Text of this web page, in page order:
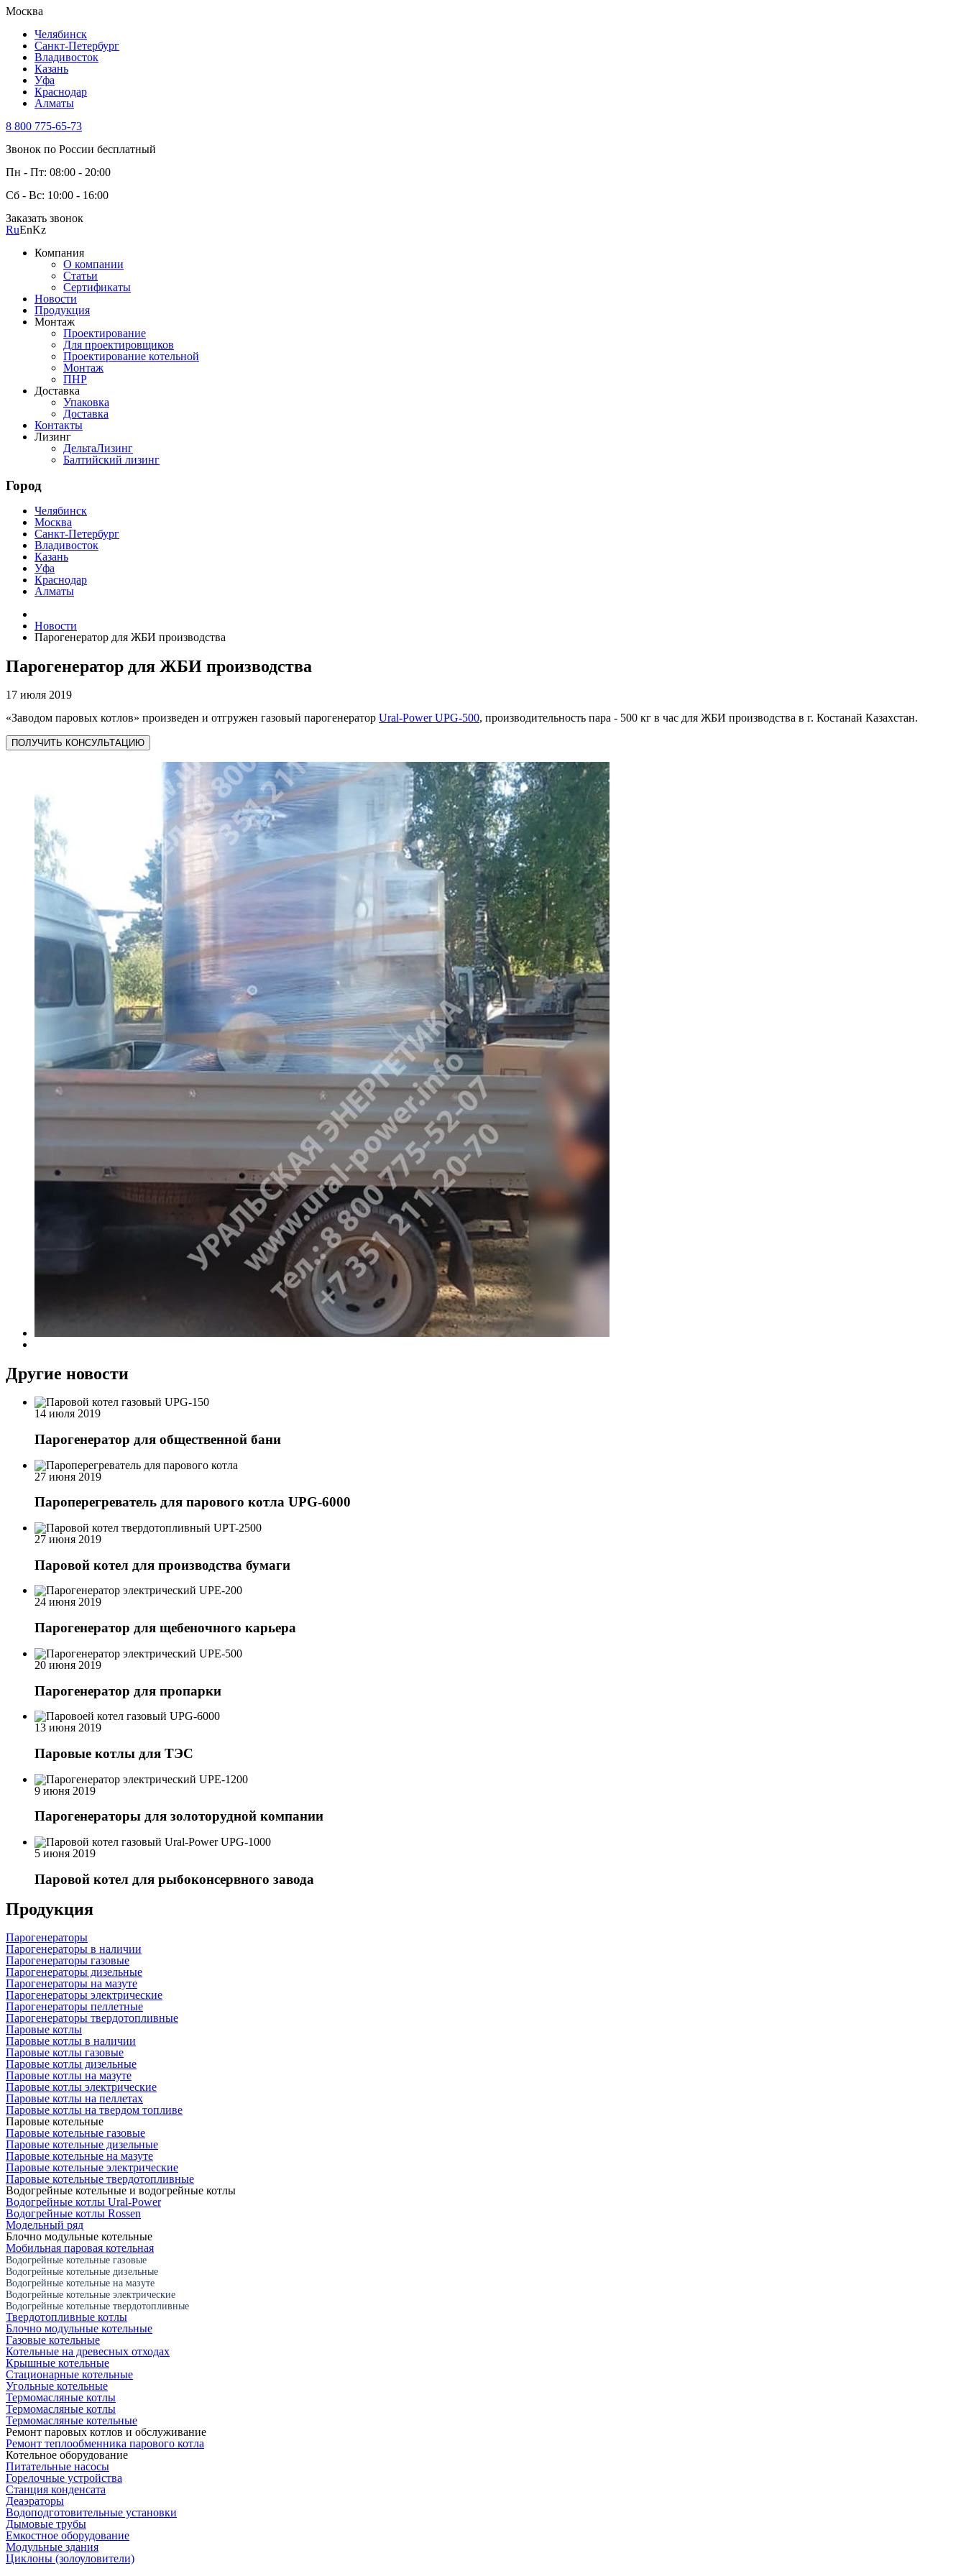
Москва
Челябинск
Санкт-Петербург
Владивосток
Казань
Уфа
Краснодар
Алматы
8 800 775-65-73
Звонок по России бесплатный
Пн - Пт: 08:00 - 20:00
Сб - Вс: 10:00 - 16:00
Заказать звонок
RuEnKz
Компания
О компании
Статьи
Сертификаты
Новости
Продукция
Монтаж
Проектирование
Для проектировщиков
Проектирование котельной
Монтаж
ПНР
Доставка
Упаковка
Доставка
Контакты
Лизинг
ДельтаЛизинг
Балтийский лизинг
Город
Челябинск
Москва
Санкт-Петербург
Владивосток
Казань
Уфа
Краснодар
Алматы
Новости
Парогенератор для ЖБИ производства
Парогенератор для ЖБИ производства
17 июля 2019
«Заводом паровых котлов» произведен и отгружен газовый парогенератор Ural-Power UPG-500, производительность пара - 500 кг в час для ЖБИ производства в г. Костанай Казахстан.
ПОЛУЧИТЬ КОНСУЛЬТАЦИЮ
Другие новости
14 июля 2019
Парогенератор для общественной бани
27 июня 2019
Пароперегреватель для парового котла UPG-6000
27 июня 2019
Паровой котел для производства бумаги
24 июня 2019
Парогенератор для щебеночного карьера
20 июня 2019
Парогенератор для пропарки
13 июня 2019
Паровые котлы для ТЭС
9 июня 2019
Парогенераторы для золоторудной компании
5 июня 2019
Паровой котел для рыбоконсервного завода
Продукция
Парогенераторы
Парогенераторы в наличии
Парогенераторы газовые
Парогенераторы дизельные
Парогенераторы на мазуте
Парогенераторы электрические
Парогенераторы пеллетные
Парогенераторы твердотопливные
Паровые котлы
Паровые котлы в наличии
Паровые котлы газовые
Паровые котлы дизельные
Паровые котлы на мазуте
Паровые котлы электрические
Паровые котлы на пеллетах
Паровые котлы на твердом топливе
Паровые котельные
Паровые котельные газовые
Паровые котельные дизельные
Паровые котельные на мазуте
Паровые котельные электрические
Паровые котельные твердотопливные
Водогрейные котельные и водогрейные котлы
Водогрейные котлы Ural-Power
Водогрейные котлы Rossen
Модельный ряд
Блочно модульные котельные
Мобильная паровая котельная
Водогрейные котельные газовые
Водогрейные котельные дизельные
Водогрейные котельные на мазуте
Водогрейные котельные электрические
Водогрейные котельные твердотопливные
Твердотопливные котлы
Блочно модульные котельные
Газовые котельные
Котельные на древесных отходах
Крышные котельные
Стационарные котельные
Угольные котельные
Термомасляные котлы
Термомасляные котлы
Термомасляные котельные
Ремонт паровых котлов и обслуживание
Ремонт теплообменника парового котла
Котельное оборудование
Питательные насосы
Горелочные устройства
Станция конденсата
Деаэраторы
Водоподготовительные установки
Дымовые трубы
Емкостное оборудование
Mодульные здания
Циклоны (золоуловители)